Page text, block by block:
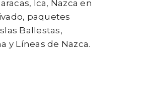
Ica, Nazca en
paquetes
Ballestas,
y Líneas de Nazca.